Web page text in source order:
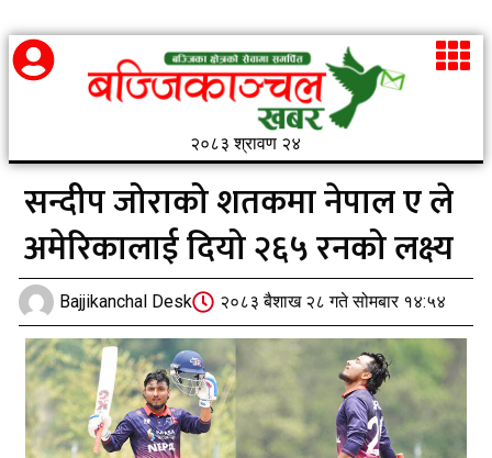
२०८३ श्रावण २४
सन्दीप जोराको शतकमा नेपाल ए ले
अमेरिकालाई दियो २६५ रनको लक्ष्य
Bajjikanchal Desk २०८३ बैशाख २८ गते सोमबार १४:५४